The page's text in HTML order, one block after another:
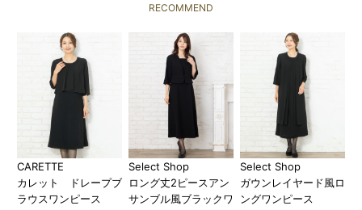
RECOMMEND
CARETTE
カレット ドレープブ
ラウスワンピース
Select Shop
ロング丈2ピースアン
サンブル風ブラックワ
Select Shop
ガウンレイヤード風ロ
ングワンピース